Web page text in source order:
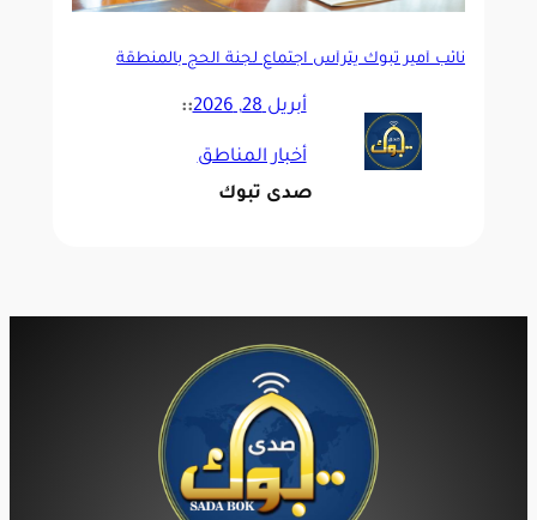
نائب أمير تبوك يترأس اجتماع لجنة الحج بالمنطقة
أبريل 28, 2026 ::
أخبار المناطق
صدى تبوك